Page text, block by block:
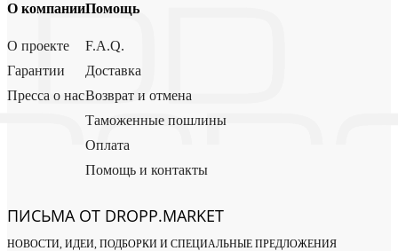
О компании
О проекте
Гарантии
Пресса о нас
Помощь
F.A.Q.
Доставка
Возврат и отмена
Таможенные пошлины
Оплата
Помощь и контакты
ПИСЬМА ОТ DROPP.MARKET
НОВОСТИ, ИДЕИ, ПОДБОРКИ И СПЕЦИАЛЬНЫЕ ПРЕДЛОЖЕНИЯ